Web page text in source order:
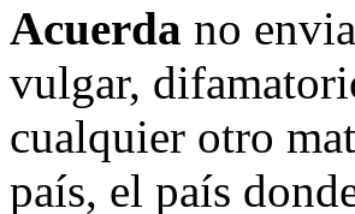
Acuerda no
vulgar,
cualquier otro
país, el país